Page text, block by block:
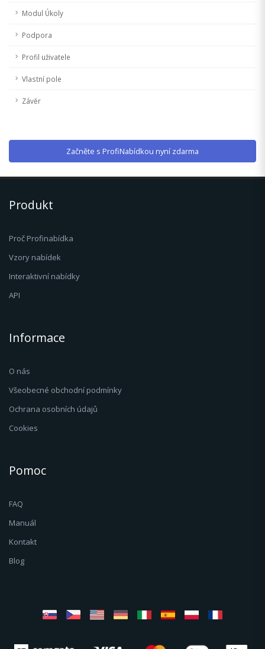
Modul Úkoly
Podpora
Profil uživatele
Vlastní pole
Závěr
Začněte s ProfiNabídkou nyní zdarma
Produkt
Proč Profinabídka
Vzory nabídek
Interaktivní nabídky
API
Informace
O nás
Všeobecné obchodní podmínky
Ochrana osobních údajů
Cookies
Pomoc
FAQ
Manuál
Kontakt
Blog